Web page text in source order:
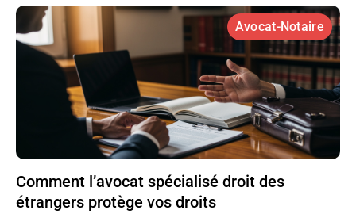
Avocat-Notaire
Comment l’avocat spécialisé droit des
étrangers protège vos droits